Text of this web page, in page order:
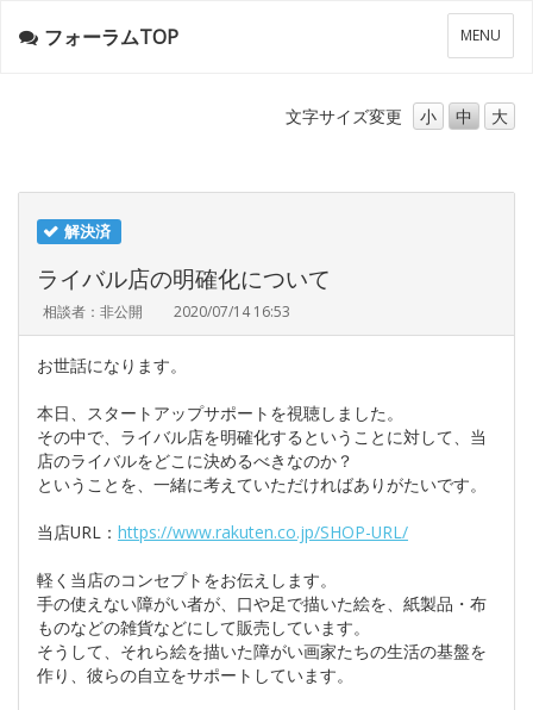
メ
ニ
ー
MENU
フォーラムTOP
文字サイズ変更 小 中 大
解決済
ライバル店の明確化について
相談者：非公開 2020/07/14 16:53
お世話になります。
本日、スタートアップサポートを視聴しました。
その中で、ライバル店を明確化するということに対して、当
店のライバルをどこに決めるべきなのか？
ということを、一緒に考えていただければありがたいです。
当店URL： https://www.rakuten.co.jp/SHOP-URL/
軽く当店のコンセプトをお伝えします。
手の使えない障がい者が、口や足で描いた絵を、紙製品・布
ものなどの雑貨などにして販売しています。
そうして、それら絵を描いた障がい画家たちの生活の基盤を
作り、彼らの自立をサポートしています。